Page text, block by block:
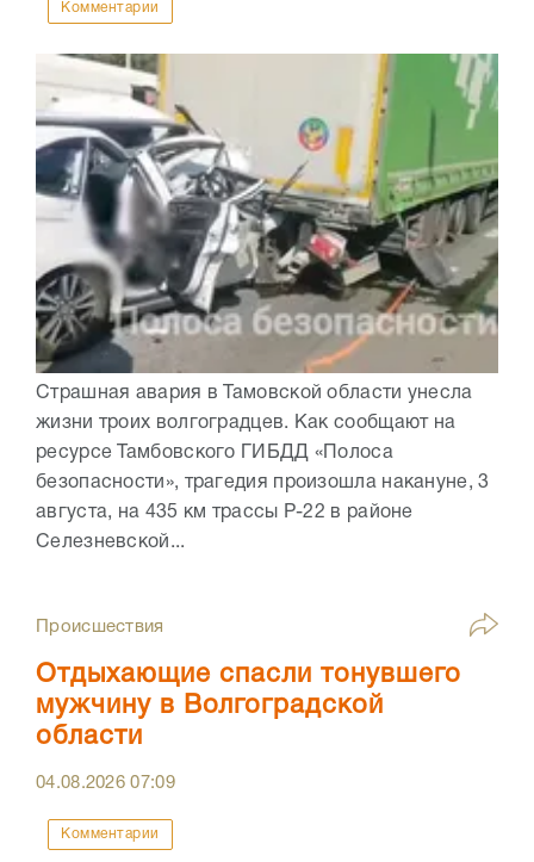
Комментарии
Страшная авария в Тамовской области унесла
жизни троих волгоградцев. Как сообщают на
ресурсе Тамбовского ГИБДД «Полоса
безопасности», трагедия произошла накануне, 3
августа, на 435 км трассы Р-22 в районе
Селезневской...
Происшествия
Отдыхающие спасли тонувшего
мужчину в Волгоградской
области
04.08.202607:09
Комментарии